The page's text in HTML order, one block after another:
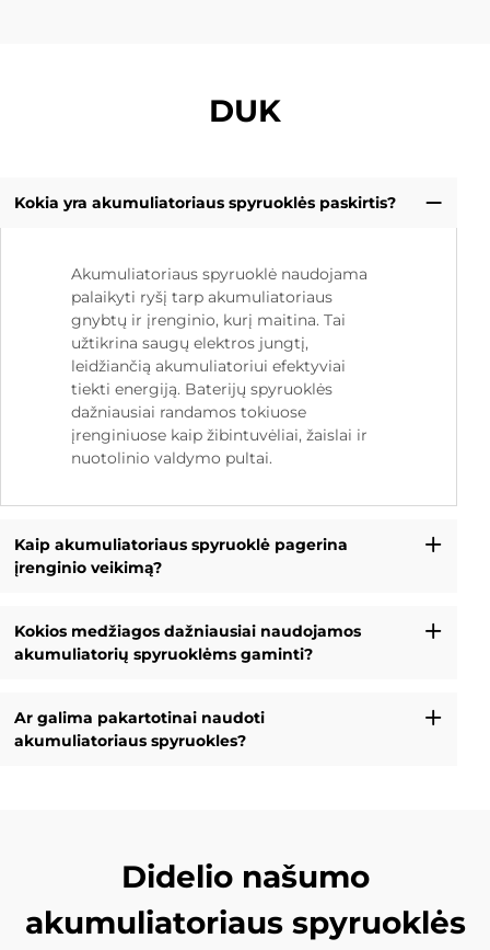
DUK
Kokia yra akumuliatoriaus spyruoklės paskirtis?
Akumuliatoriaus spyruoklė naudojama
palaikyti ryšį tarp akumuliatoriaus
gnybtų ir įrenginio, kurį maitina. Tai
užtikrina saugų elektros jungtį,
leidžiančią akumuliatoriui efektyviai
tiekti energiją. Baterijų spyruoklės
dažniausiai randamos tokiuose
įrenginiuose kaip žibintuvėliai, žaislai ir
nuotolinio valdymo pultai.
Kaip akumuliatoriaus spyruoklė pagerina
įrenginio veikimą?
Kokios medžiagos dažniausiai naudojamos
akumuliatorių spyruoklėms gaminti?
Ar galima pakartotinai naudoti
akumuliatoriaus spyruokles?
Didelio našumo
akumuliatoriaus spyruoklės